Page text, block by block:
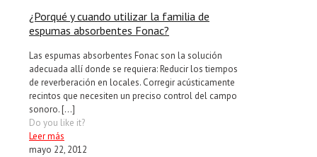
¿Porqué y cuando utilizar la familia de
espumas absorbentes Fonac?
Las espumas absorbentes Fonac son la solución
adecuada allí donde se requiera: Reducir los tiempos
de reverberación en locales. Corregir acústicamente
recintos que necesiten un preciso control del campo
sonoro.[…]
Do you like it?
Leer más
mayo 22, 2012